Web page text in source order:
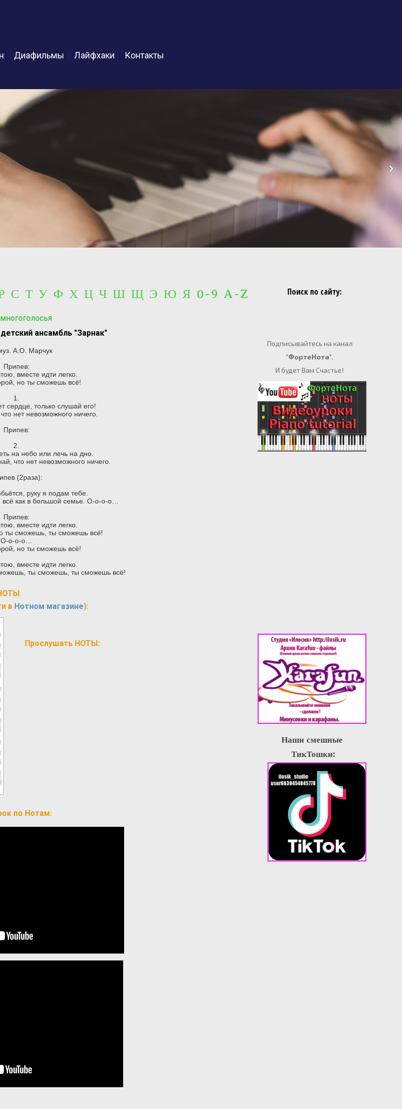
Диафильмы Лайфхаки Контакты
Поиск по сайту:
Подписывайтесь на канал
"ФортеНота".
И будет Вам Счастье!
Наши смешные
ТикТошки:
С Т У Ф Х Ц Ч Ш Щ Э Ю Я 0-9 A-Z
ансамбль "Зарнак"
А.О. Марчук
Припев:
вместе идти легко.
но ты сможешь всё!
1.
сердце, только слушай его!
нет невозможного ничего.
Припев:
2.
на небо или лечь на дно.
что нет невозможного ничего.
(2раза):
руку я подам тебе.
как в большой семье. О-о-о-о…
Припев:
вместе идти легко.
ты сможешь, ты сможешь всё!
О-о-о-о…
но ты сможешь всё!
вместе идти легко.
ты сможешь, ты сможешь всё!
в Нотном магазине):
по Нотам:
Прослушать НОТЫ: